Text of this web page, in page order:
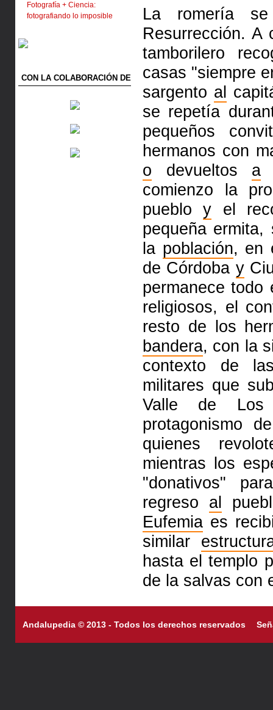
Fotografía + Ciencia:
fotografiando lo imposible
CON LA COLABORACIÓN DE
La romería
Resurrección.
tamborilero
casas "siempre
sargento al
se repetía
pequeños
hermanos con
o devueltos a
comienzo la
puebloy el
pequeña
la población, en
de Córdoba y
permanece
religiosos, el
resto de los
bandera, con la
contexto de
militares que
Valle de Los
protagonismo
quienes
mientras los
"donativos"
regreso al
Eufemia es
similar
hasta el templo
de la salvas con
Andalupedia © 2013 - Todos los derechos reservados